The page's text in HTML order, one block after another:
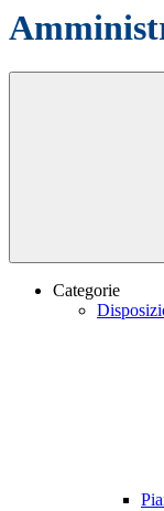
Categorie